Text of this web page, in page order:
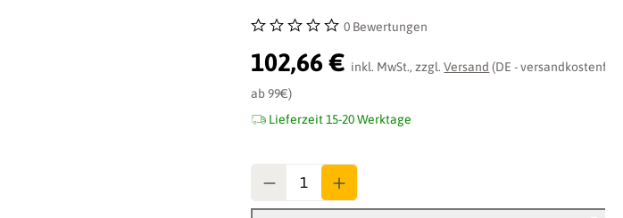
Durchschnittliche Bewertung von 0 von 5 Sternen
0 Bewertungen
102,66 € inkl. MwSt., zzgl.Versand (DE - versandkostenfrei
ab 99€)
Lieferzeit 15-20 Werktage